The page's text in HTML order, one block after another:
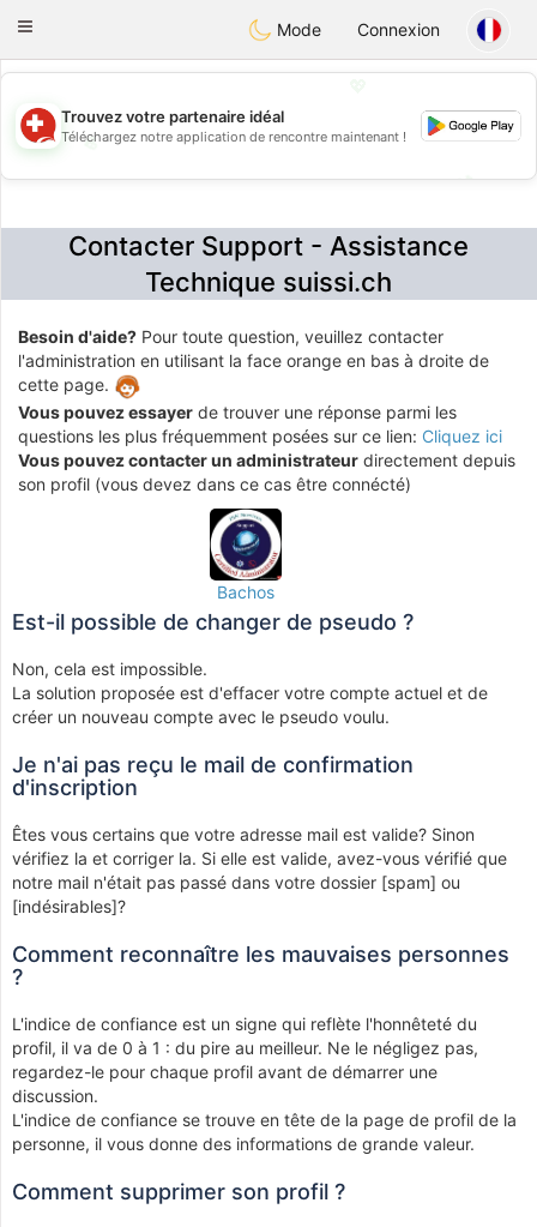
Suissi
Toggle
Mode Connexion
💖
💕
Trouvez votre partenaire idéal
Téléchargez notre application de rencontre maintenant !
Contacter Support - Assistance
Technique suissi.ch
Besoin d'aide? Pour toute question, veuillez contacter
l'administration en utilisant la face orange en bas à droite de
cette page.
Vous pouvez essayer de trouver une réponse parmi les
questions les plus fréquemment posées sur ce lien: Cliquez ici
Vous pouvez contacter un administrateur directement depuis
son profil (vous devez dans ce cas être connécté)
Bachos
Est-il possible de changer de pseudo ?
Non, cela est impossible.
La solution proposée est d'effacer votre compte actuel et de
créer un nouveau compte avec le pseudo voulu.
Je n'ai pas reçu le mail de confirmation
d'inscription
Êtes vous certains que votre adresse mail est valide? Sinon
vérifiez la et corriger la. Si elle est valide, avez-vous vérifié que
notre mail n'était pas passé dans votre dossier [spam] ou
[indésirables]?
Comment reconnaître les mauvaises personnes
?
L'indice de confiance est un signe qui reflète l'honnêteté du
profil, il va de 0 à 1 : du pire au meilleur. Ne le négligez pas,
regardez-le pour chaque profil avant de démarrer une
discussion.
L'indice de confiance se trouve en tête de la page de profil de la
personne, il vous donne des informations de grande valeur.
Comment supprimer son profil ?